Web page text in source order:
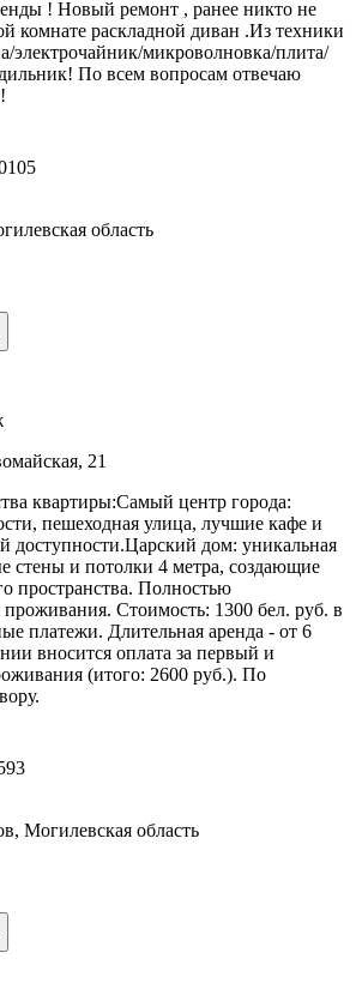
! Новый ремонт , ранее никто не
комнате раскладной диван .Из техники
электрочайник/микроволновка/плита/
По всем вопросам отвечаю
область
21
квартиры:Самый центр города:
пешеходная улица, лучшие кафе и
доступности.Царский дом: уникальная
стены и потолки 4 метра, создающие
пространства. Полностью
проживания. Стоимость: 1300 бел. руб. в
платежи. Длительная аренда - от 6
вносится оплата за первый и
(итого: 2600 руб.). По
Могилевская область